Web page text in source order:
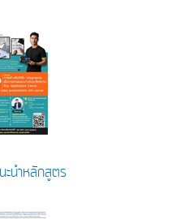
ะนำหลักสูตร